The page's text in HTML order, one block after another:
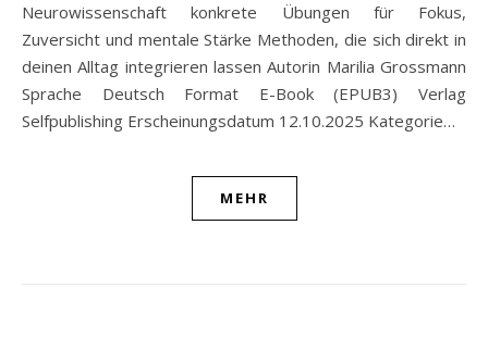
Neurowissenschaft konkrete Übungen für Fokus,
Zuversicht und mentale Stärke Methoden, die sich direkt in
deinen Alltag integrieren lassen Autorin Marilia Grossmann
Sprache Deutsch Format E-Book (EPUB3) Verlag
Selfpublishing Erscheinungsdatum 12.10.2025 Kategorie…
MEHR